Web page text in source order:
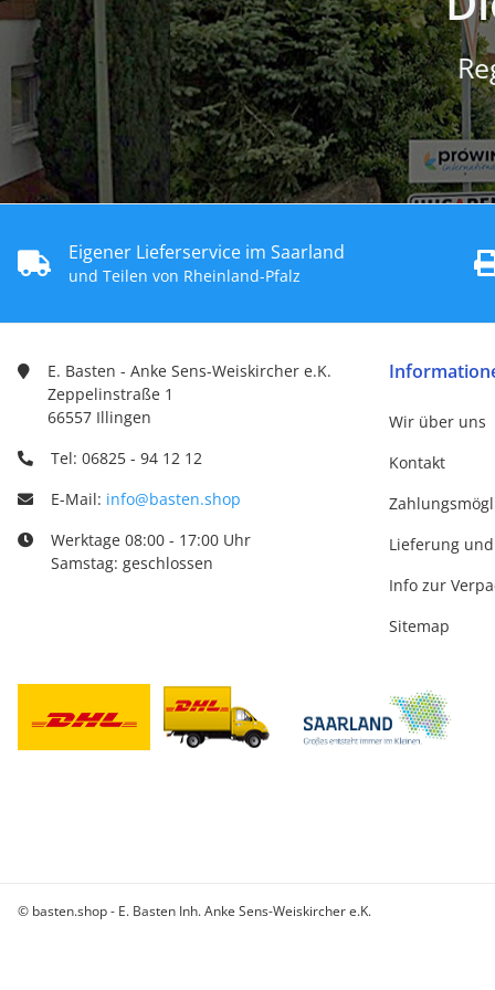
Eigener Lieferservice im Saarland
und Teilen von Rheinland-Pfalz
E. Basten - Anke Sens-Weiskircher e.K.
Zeppelinstraße 1
66557 Illingen
Tel: 06825 - 94 12 12
E-Mail: info@basten.shop
Werktage 08:00 - 17:00 Uhr
Samstag: geschlossen
Wir über uns
Kontakt
Lieferung
Info zur
Sitemap
© basten.shop - E. Basten Inh. Anke Sens-Weiskircher e.K.